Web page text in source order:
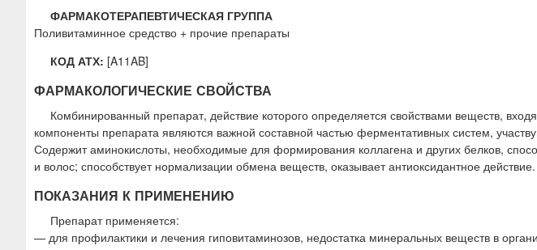
ФАРМАКОТЕРАПЕВТИЧЕСКАЯ ГРУППА
Поливитаминное средство + прочие препараты
КОД АТХ: [A11AB]
ФАРМАКОЛОГИЧЕСКИЕ СВОЙСТВА
Комбинированный препарат, действие которого определяется свойствами веществ,
компоненты препарата являются важной составной частью ферментативных систем,
Содержит аминокислоты, необходимые для формирования коллагена и других белков,
и волос; способствует нормализации обмена веществ, оказывает антиоксидантное действие.
ПОКАЗАНИЯ К ПРИМЕНЕНИЮ
Препарат применяется:
— для профилактики и лечения гиповитаминозов, недостатка минеральных веществ в